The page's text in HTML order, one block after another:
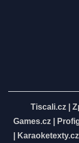
Tiscali.cz
Games.cz
Karaoketexty.cz